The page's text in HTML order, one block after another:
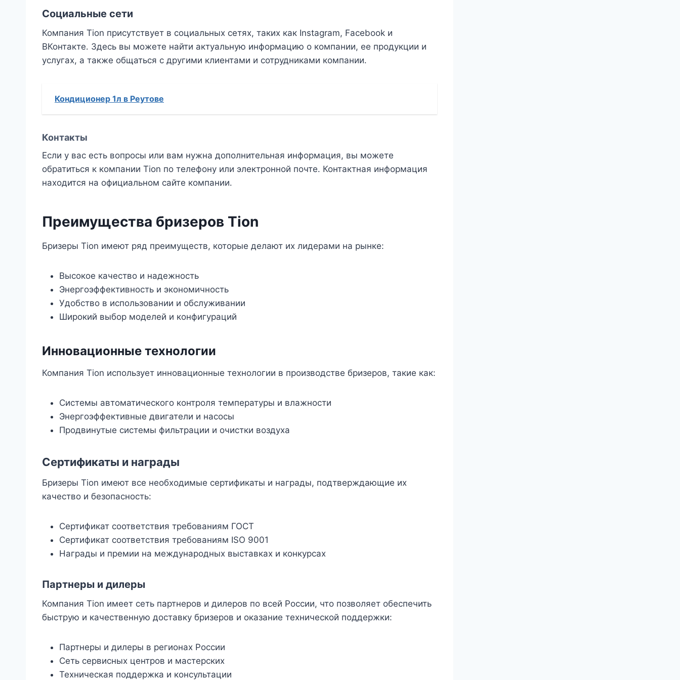
Социальные сети
Компания Tion присутствует в социальных сетях, таких как Instagram, Facebook и
ВКонтакте․ Здесь вы можете найти актуальную информацию о компании, ее продукции и
услугах, а также общаться с другими клиентами и сотрудниками компании․
Кондиционер 1л в Реутове
Контакты
Если у вас есть вопросы или вам нужна дополнительная информация, вы можете
обратиться к компании Tion по телефону или электронной почте․ Контактная информация
находится на официальном сайте компании․
Преимущества бризеров Tion
Бризеры Tion имеют ряд преимуществ, которые делают их лидерами на рынке:
Высокое качество и надежность
Энергоэффективность и экономичность
Удобство в использовании и обслуживании
Широкий выбор моделей и конфигураций
Инновационные технологии
Компания Tion использует инновационные технологии в производстве бризеров, такие как:
Системы автоматического контроля температуры и влажности
Энергоэффективные двигатели и насосы
Продвинутые системы фильтрации и очистки воздуха
Сертификаты и награды
Бризеры Tion имеют все необходимые сертификаты и награды, подтверждающие их
качество и безопасность:
Сертификат соответствия требованиям ГОСТ
Сертификат соответствия требованиям ISO 9001
Награды и премии на международных выставках и конкурсах
Партнеры и дилеры
Компания Tion имеет сеть партнеров и дилеров по всей России, что позволяет обеспечить
быструю и качественную доставку бризеров и оказание технической поддержки:
Партнеры и дилеры в регионах России
Сеть сервисных центров и мастерских
Техническая поддержка и консультации